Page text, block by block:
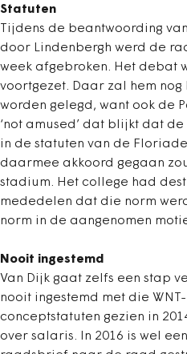
Statuten
Tijdens de beantwoording
door Lindenbergh werd de
week afgebroken. Het debat
voortgezet. Daar zal hem nog
worden gelegd, want ook de
‘not amused’ dat blijkt dat
in de statuten van de
daarmee akkoord gegaan
stadium. Het college had
mededelen dat die norm
norm in de aangenomen
Nooit ingestemd
Van Dijk gaat zelfs een stap
nooit ingestemd met die
conceptstatuten gezien in
over salaris. In 2016 is wel